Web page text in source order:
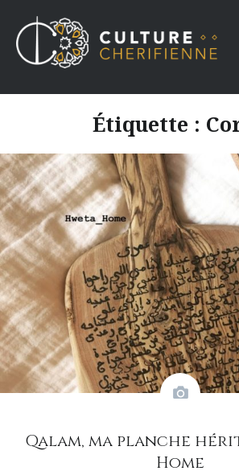
contenu
Étiquette :
Qalam, ma planche
Home